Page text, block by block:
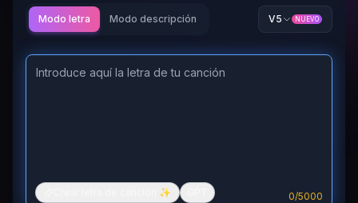
Modo letra Modo descripción V5 NUEVO
Crear letra de canción ✨ 0/5000